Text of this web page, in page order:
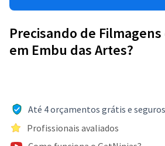
Precisando de
em Embu das Artes?
Até 4 orçamentos grátis e seguros
Profissionais avaliados